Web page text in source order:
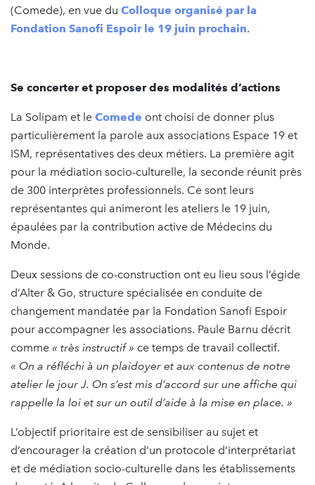
(Comede), en vue du Colloque organisé par la
Fondation Sanofi Espoir le 19 juin prochain.
Se concerter et proposer des modalités d’actions
La Solipam et le Comede ont choisi de donner plus
particulièrement la parole aux associations Espace 19 et
ISM, représentatives des deux métiers. La première agit
pour la médiation socio-culturelle, la seconde réunit près
de 300 interprètes professionnels. Ce sont leurs
représentantes qui animeront les ateliers le 19 juin,
épaulées par la contribution active de Médecins du
Monde.
Deux sessions de co-construction ont eu lieu sous l’égide
d’Alter & Go, structure spécialisée en conduite de
changement mandatée par la Fondation Sanofi Espoir
pour accompagner les associations. Paule Barnu décrit
comme « très instructif » ce temps de travail collectif.
« On a réfléchi à un plaidoyer et aux contenus de notre
atelier le jour J. On s’est mis d’accord sur une affiche qui
rappelle la loi et sur un outil d’aide à la mise en place. »
L’objectif prioritaire est de sensibiliser au sujet et
d’encourager la création d’un protocole d’interprétariat
et de médiation socio-culturelle dans les établissements